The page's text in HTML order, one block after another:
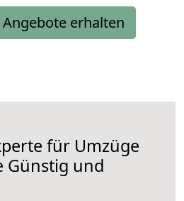
erhalten
für Umzüge
Günstig und